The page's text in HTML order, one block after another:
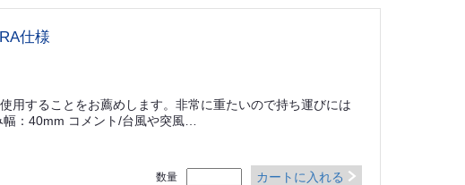
仕様
用することをお薦めします。非常に重たいので持ち運びには
：40mm コメント/台風や突風…
数量 カートに入れる